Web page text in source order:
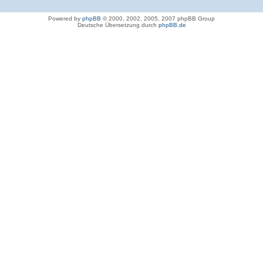
Powered by phpBB © 2000, 2002, 2005, 2007 phpBB Group
Deutsche Übersetzung durch phpBB.de